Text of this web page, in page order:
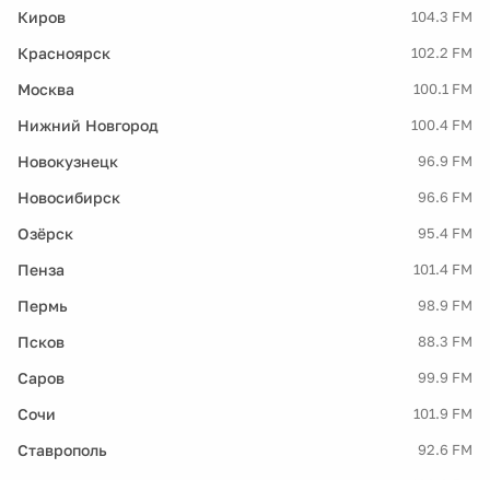
Киров 104.3 FM
Красноярск 102.2 FM
Москва 100.1 FM
Нижний Новгород 100.4 FM
Новокузнецк 96.9 FM
Новосибирск 96.6 FM
Озёрск 95.4 FM
Пенза 101.4 FM
Пермь 98.9 FM
Псков 88.3 FM
Саров 99.9 FM
Сочи 101.9 FM
Ставрополь 92.6 FM